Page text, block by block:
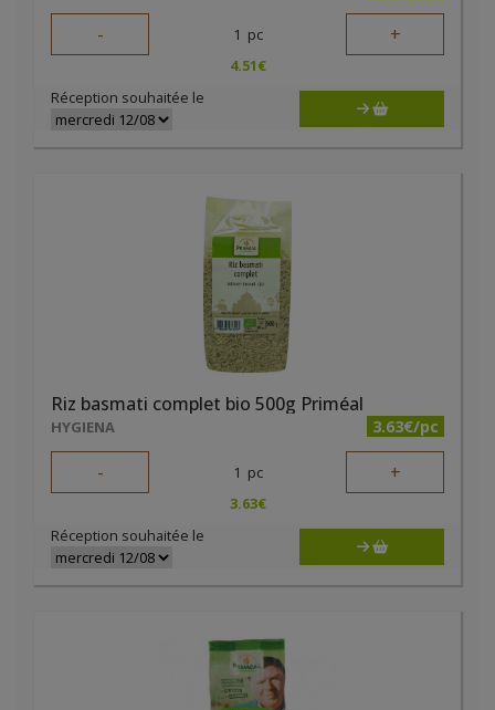
- 1 pc +
4.51€
Réception souhaitée le
Riz basmati complet bio 500g Priméal
HYGIENA 3.63€/pc
- 1 pc +
3.63€
Réception souhaitée le